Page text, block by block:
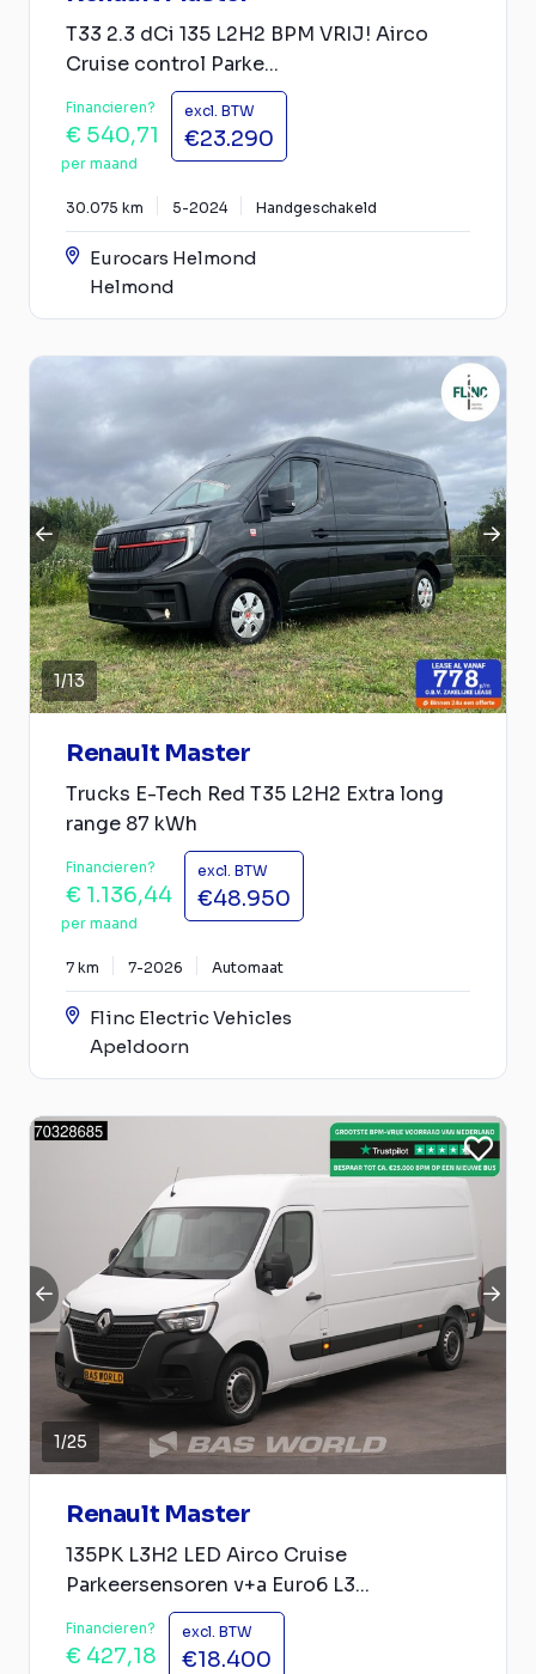
T33 2.3 dCi 135 L2H2 BPM VRIJ! Airco
Cruise control Parke...
Financieren?
€ 540,71
per maand
excl. BTW
€23.290
30.075 km 5-2024 Handgeschakeld
Eurocars Helmond
Helmond
1/13
Renault Master
Trucks E-Tech Red T35 L2H2 Extra long
range 87 kWh
Financieren?
€ 1.136,44
per maand
excl. BTW
€48.950
7 km 7-2026 Automaat
Flinc Electric Vehicles
Apeldoorn
1/25
Renault Master
135PK L3H2 LED Airco Cruise
Parkeersensoren v+a Euro6 L3...
Financieren?
€ 427,18
excl. BTW
€18.400